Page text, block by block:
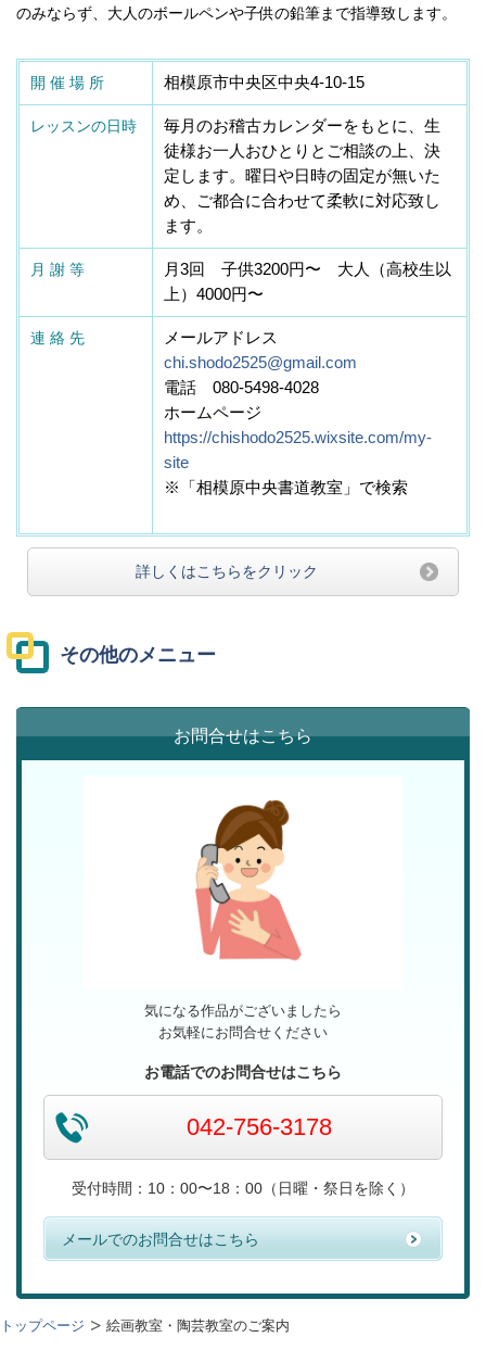
のみならず、大人のボールペンや子供の鉛筆まで指導致します。
開 催 場 所 相模原市中央区中央4-10-15
レッスンの日時
毎月のお稽古カレンダーをもとに、生
徒様お一人おひとりとご相談の上、決
定します。曜日や日時の固定が無いた
め、ご都合に合わせて柔軟に対応致し
ます。
月 謝 等 月 3回 子供3200円〜 大人（高校生以
上） 4000円〜
連 絡 先
メールアドレス
chi.shodo2525@gmail.com
電話 080-5498-4028
ホームページ
https://chishodo2525.wixsite.com/my-
site
※
「相模原中央書道教室」で検索
詳しくはこちらをクリック
その他のメニュー
お問合せはこちら
気になる作品がございましたら
お気軽にお問合せください
お電話でのお問合せはこちら
042-756-3178
受付時間：10：00〜18：00（日曜・祭日を除く）
メールでのお問合せはこちら
トップページ 絵画教室・陶芸教室のご案内